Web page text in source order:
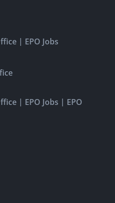
| EPO Jobs
| EPO Jobs | EPO